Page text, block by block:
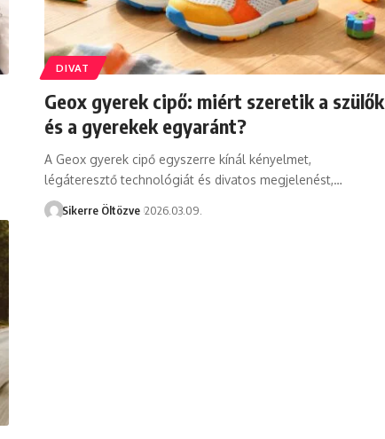
DIVAT
Geox gyerek cipő: miért szeretik a szülők
és a gyerekek egyaránt?
A Geox gyerek cipő egyszerre kínál kényelmet,
légáteresztő technológiát és divatos megjelenést,…
Sikerre Öltözve 2026.03.09.